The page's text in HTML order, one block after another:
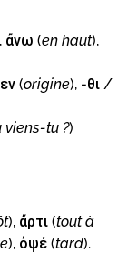
ἄνω (en haut),
(origine), -θι /
viens-tu ?)
), ἄρτι (tout à
), ὀψέ (tard).